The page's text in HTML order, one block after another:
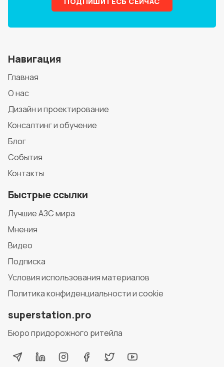
Навигация
Главная
О нас
Дизайн и проектирование
Консалтинг и обучение
Блог
События
Контакты
Быстрые ссылки
Лучшие АЗС мира
Мнения
Видео
Подписка
Условия использования материалов
Политика конфиденциальности и cookie
superstation.pro
Бюро придорожного ритейла